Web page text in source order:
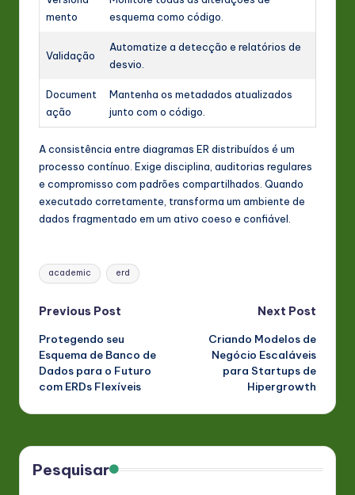
mento
esquema como código.
Validação
Automatize a detecção e relatórios de
desvio.
Document
ação
Mantenha os metadados atualizados
junto com o código.
A consistência entre diagramas ER distribuídos é um
processo contínuo. Exige disciplina, auditorias regulares
e compromisso com padrões compartilhados. Quando
executado corretamente, transforma um ambiente de
dados fragmentado em um ativo coeso e confiável.
Tags:
academic erd
Post
navigation
Previous Post
Protegendo seu
Esquema de Banco de
Dados para o Futuro
com ERDs Flexíveis
Next Post
Criando Modelos de
Negócio Escaláveis
para Startups de
Hipergrowth
Pesquisar